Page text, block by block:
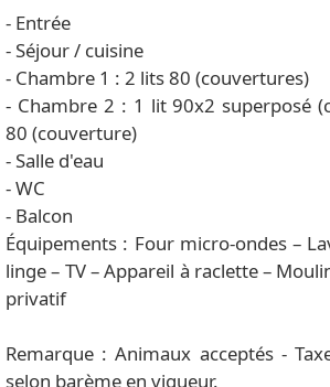
- Entrée
- Séjour / cuisine
- Chambre 1 : 2 lits 80 (couvertures)
- Chambre 2 : 1 lit 90x2 superposé
80 (couverture)
- Salle d'eau
- WC
- Balcon
Équipements : Four micro-ondes –
linge – TV – Appareil à raclette –
privatif
Remarque : Animaux acceptés -
selon barème en vigueur.